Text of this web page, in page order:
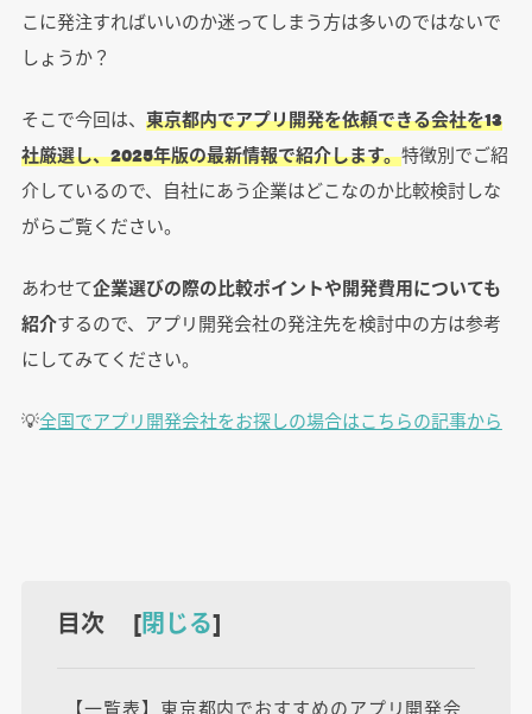
こに発注すればいいのか迷ってしまう方は多いのではないで
しょうか？
そこで今回は、 東京都内でアプリ開発を依頼できる会社を13
社厳選し、2025年版の最新情報で紹介します。特徴別でご紹
介しているので、自社にあう企業はどこなのか比較検討しな
がらご覧ください。
あわせて企業選びの際の比較ポイントや開発費用についても
紹介するので、アプリ開発会社の発注先を検討中の方は参考
にしてみてください。
💡全国でアプリ開発会社をお探しの場合はこちらの記事から
目次 [閉じる]
【一覧表】東京都内でおすすめのアプリ開発会